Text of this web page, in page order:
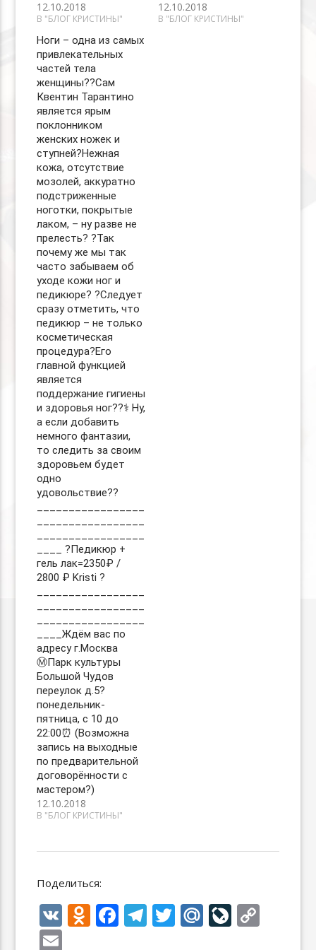
12.10.2018
В "БЛОГ КРИСТИНЫ"
12.10.2018
В "БЛОГ КРИСТИНЫ"
Ноги – одна из самых
привлекательных
частей тела
женщины??Сам
Квентин Тарантино
является ярым
поклонником
женских ножек и
ступней?Нежная
кожа, отсутствие
мозолей, аккуратно
подстриженные
ноготки, покрытые
лаком, – ну разве не
прелесть? ?Так
почему же мы так
часто забываем об
уходе кожи ног и
педикюре? ?Следует
сразу отметить, что
педикюр – не только
косметическая
процедура?Его
главной функцией
является
поддержание гигиены
и здоровья ног??‍⚕️ Ну,
а если добавить
немного фантазии,
то следить за своим
здоровьем будет
одно
удовольствие??
____ ?Педикюр +
гель лак=2350₽ /
2800 ₽ Kristi ?
____Ждём вас по
адресу г.Москва
Ⓜ️Парк культуры
Большой Чудов
переулок д.5?
понедельник-
пятница, с 10 до
22:00⏰ (Возможна
запись на выходные
по предварительной
договорённости с
мастером?)
12.10.2018
В "БЛОГ КРИСТИНЫ"
Поделиться:
V O F T T M Li